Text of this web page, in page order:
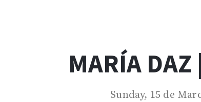
MARÍA DAZ
Sunday, 15 de